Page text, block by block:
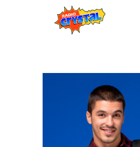
Promociones